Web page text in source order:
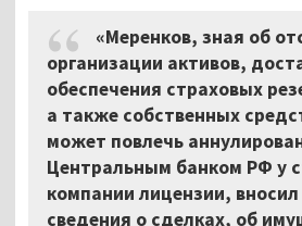
«Меренков, зная об
организации активов,
обеспечения страховых
а также собственных
может повлечь
Центральным банком РФ у
компании лицензии,
сведения о сделках, об